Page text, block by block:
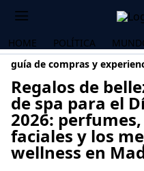
HOME POLÍTICA
guía de compras y
Regalos de
de spa para el
2026:
faciales y los
wellness en